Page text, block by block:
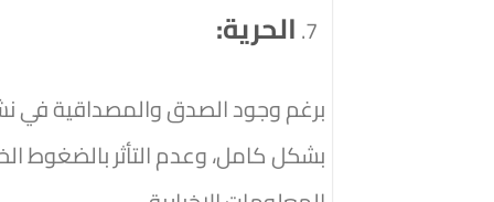
الحرية:
برغم وجود الصدق والمصداقية في
بشكل كامل، وعدم التأثر بالضغوط